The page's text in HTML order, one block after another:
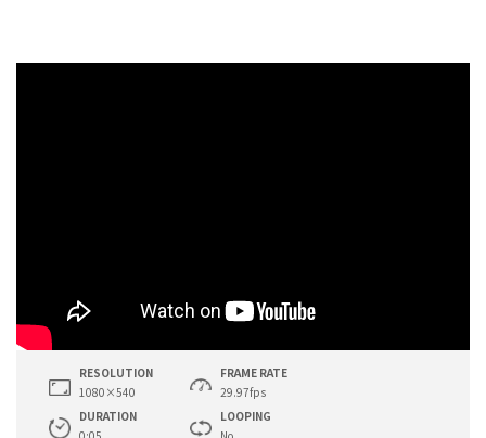
RESOLUTION
1080×540
FRAME RATE
29.97fps
DURATION
LOOPING